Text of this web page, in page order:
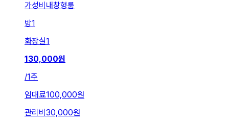
가성비내창형룸
방1
화장실1
130,000원
/1주
임대료100,000원
관리비 30,000원